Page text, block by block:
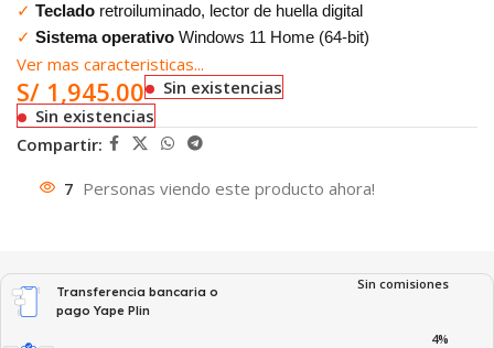
✓ Teclado retroiluminado, lector de huella digital
✓ Sistema operativo Windows 11 Home (64-bit)
Ver mas caracteristicas...
S/ 1,945.00
Sin existencias
Sin existencias
Compartir:
7 Personas viendo este producto ahora!
Transferencia bancaria o
pago Yape Plin
Sin comisiones
4%